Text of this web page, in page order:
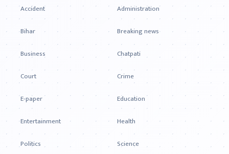
Accident
Administration
Bihar
Breaking news
Business
Chatpati
Court
Crime
E-paper
Education
Entertainment
Health
Politics
Science